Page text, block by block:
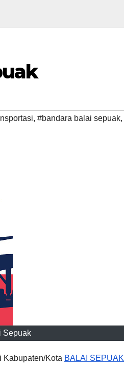
, #bandara balai sepuak,
Sepuak
Kabupaten/Kota BALAI SEPUAK